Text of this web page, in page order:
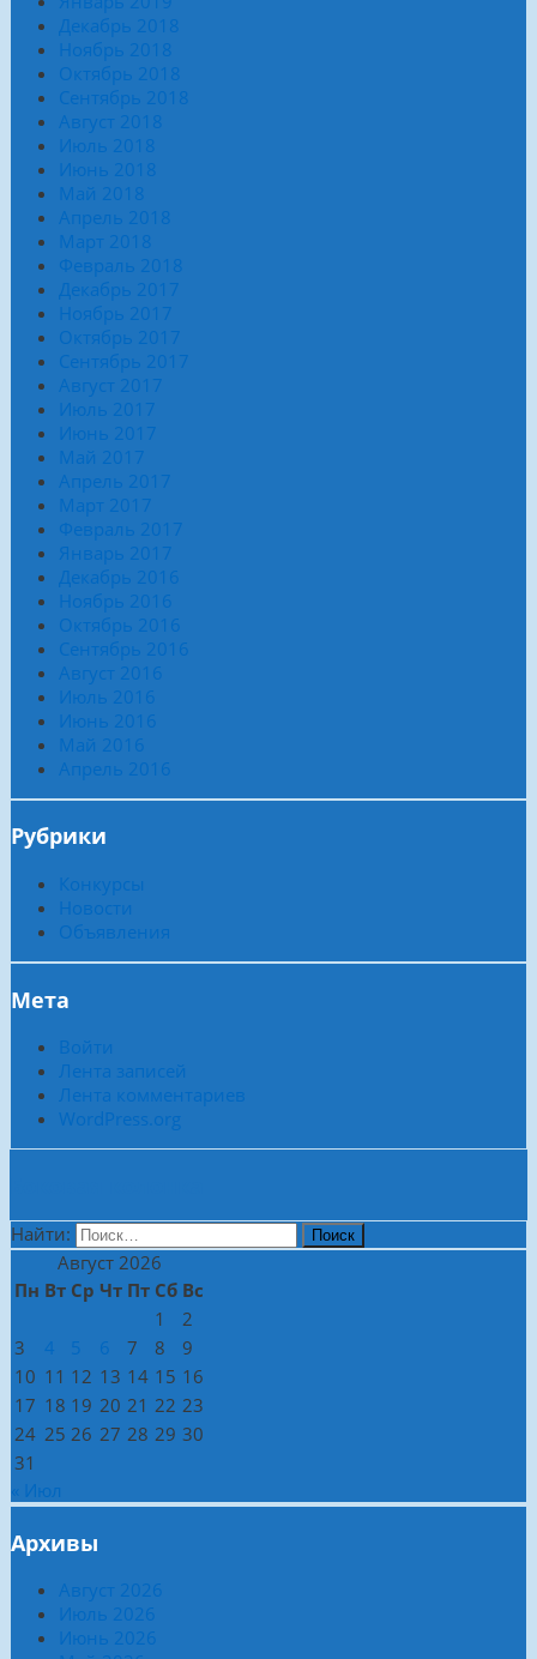
Декабрь 2018
Ноябрь 2018
Октябрь 2018
Сентябрь 2018
Август 2018
Июль 2018
Июнь 2018
Май 2018
Апрель 2018
Март 2018
Февраль 2018
Декабрь 2017
Ноябрь 2017
Октябрь 2017
Сентябрь 2017
Август 2017
Июль 2017
Июнь 2017
Май 2017
Апрель 2017
Март 2017
Февраль 2017
Январь 2017
Декабрь 2016
Ноябрь 2016
Октябрь 2016
Сентябрь 2016
Август 2016
Июль 2016
Июнь 2016
Май 2016
Апрель 2016
Рубрики
Конкурсы
Новости
Объявления
Мета
Войти
Лента записей
Лента комментариев
WordPress.org
Найти:
Август 2026
Пн Вт Ср Чт Пт Сб Вс
1
2
3
4 5 6 7 8
9
10 11 12 13 14 15 16
17 18 19 20 21 22 23
24 25 26 27 28 29 30
31
« Июл
Архивы
Август 2026
Июль 2026
Июнь 2026